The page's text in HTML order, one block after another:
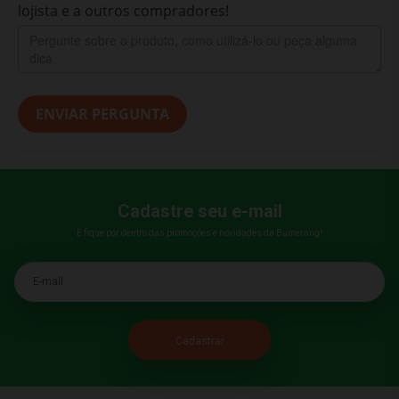
lojista e a outros compradores!
ENVIAR PERGUNTA
Cadastre seu e-mail
E fique por dentro das promoções e novidades da Bumerang!
E-mail